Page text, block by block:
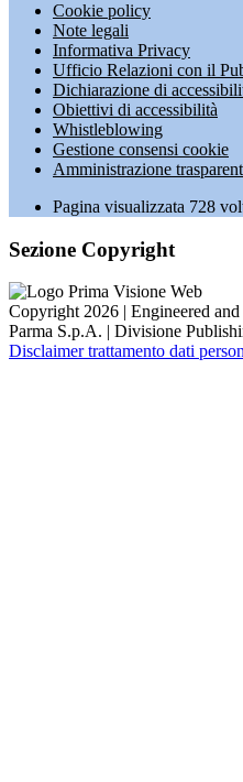
Cookie policy
Note legali
Informativa Privacy
Ufficio Relazioni con il
Dichiarazione di
Obiettivi di accessibilità
Whistleblowing
Gestione consensi cookie
Amministrazione
Pagina visualizzata 728
Sezione Copyright
Copyright 2026 | Engineered
Parma S.p.A. | Divisione
Disclaimer trattamento dati